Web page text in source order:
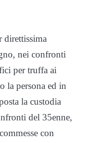
direttissima
nei confronti
per truffa ai
la persona ed in
la custodia
del 35enne,
con